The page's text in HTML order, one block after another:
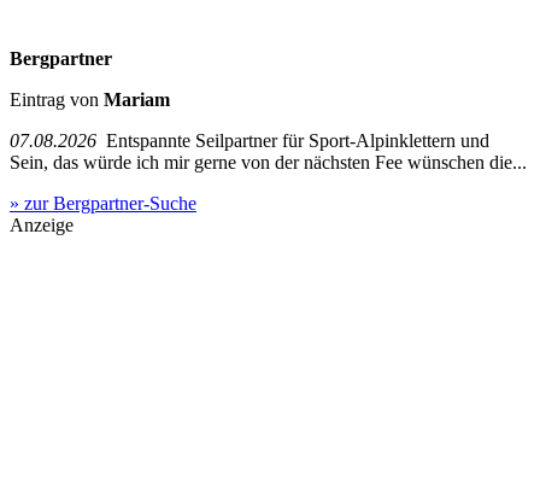
Bergpartner
Eintrag von Mariam
07.08.2026 Entspannte Seilpartner für Sport-Alpinklettern und
Sein, das würde ich mir gerne von der nächsten Fee wünschen die...
» zur Bergpartner-Suche
Anzeige